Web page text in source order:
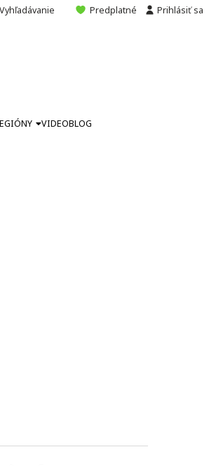
Vyhľadávanie Predplatné Prihlásiť sa
VIDEOBLOG